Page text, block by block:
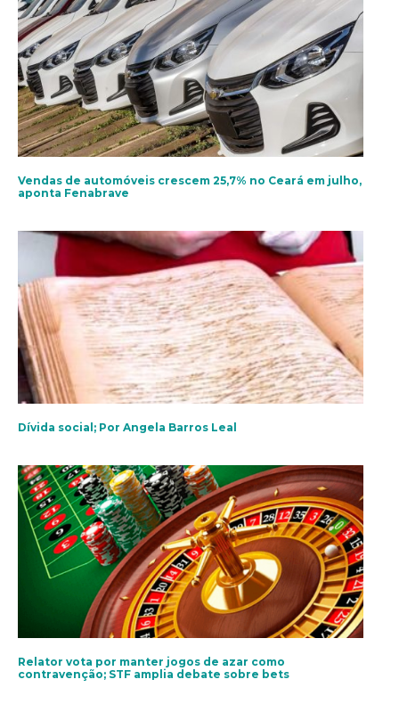
Vendas de automóveis crescem 25,7% no Ceará em julho,
aponta Fenabrave
Dívida social; Por Angela Barros Leal
Relator vota por manter jogos de azar como
contravenção; STF amplia debate sobre bets